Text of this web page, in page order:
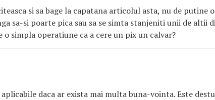
si sa bage la capatana articolul asta, nu de putine
sa-si poarte pica sau sa se simta stanjeniti unii de altii
o simpla operatiune ca a cere un pix un calvar?
daca ar exista mai multa buna-vointa. Este